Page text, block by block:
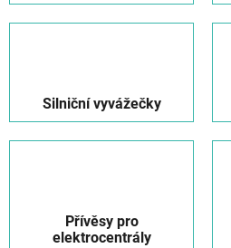
Silniční vyvážečky
Přívěsy pro
elektrocentrály